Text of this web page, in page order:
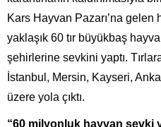
Kars Hayvan Pazarı’na
yaklaşık 60 tır büyükbaş
şehirlerine sevkini yaptı.
İstanbul, Mersin, Kayseri,
üzere yola çıktı.
“60 milyonluk hayvan sevki